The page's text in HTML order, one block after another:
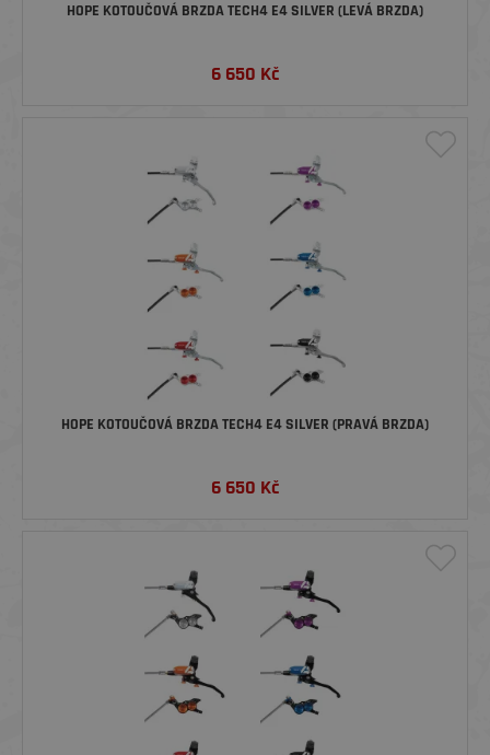
HOPE KOTOUČOVÁ BRZDA TECH4 E4 SILVER (LEVÁ BRZDA)
6 650 Kč
HOPE KOTOUČOVÁ BRZDA TECH4 E4 SILVER (PRAVÁ BRZDA)
6 650 Kč